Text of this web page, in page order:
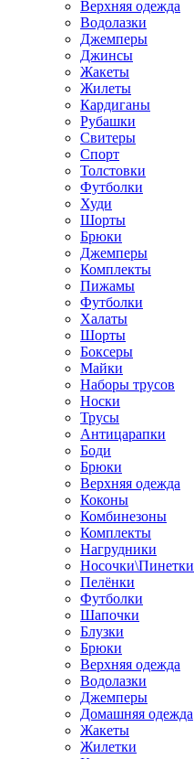
Верхняя одежда
Водолазки
Джемперы
Джинсы
Жакеты
Жилеты
Кардиганы
Рубашки
Свитеры
Спорт
Толстовки
Футболки
Худи
Шорты
Брюки
Джемперы
Комплекты
Пижамы
Футболки
Халаты
Шорты
Боксеры
Майки
Наборы трусов
Носки
Трусы
Антицарапки
Боди
Брюки
Верхняя одежда
Коконы
Комбинезоны
Комплекты
Нагрудники
Носочки\Пинетки
Пелёнки
Футболки
Шапочки
Блузки
Брюки
Верхняя одежда
Водолазки
Джемперы
Домашняя одежда
Жакеты
Жилетки